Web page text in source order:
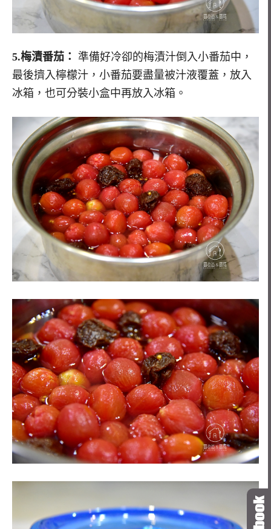
5.梅漬番茄：
準備好冷卻的梅漬汁倒入小番茄中，
最後擠入檸檬汁，小番茄要盡量被汁液覆蓋，放入
冰箱，也可分裝小盒中再放入冰箱。